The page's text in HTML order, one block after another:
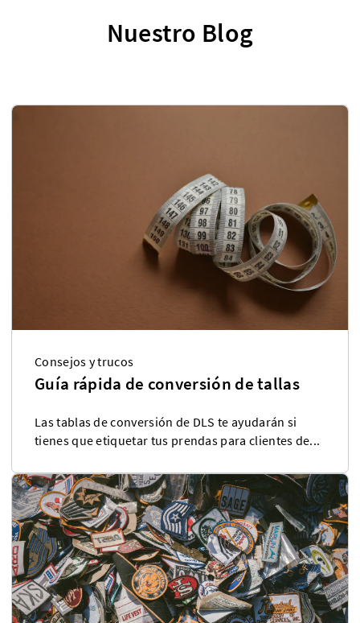
Nuestro Blog
Consejos y trucos
Guía rápida de conversión de tallas
Las tablas de conversión de DLS te ayudarán si
tienes que etiquetar tus prendas para clientes de...